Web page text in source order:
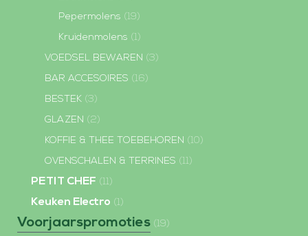
Pepermolens (19)
Kruidenmolens (1)
VOEDSEL BEWAREN (3)
BAR ACCESOIRES (16)
BESTEK (3)
GLAZEN (2)
KOFFIE & THEE TOEBEHOREN (10)
OVENSCHALEN & TERRINES (11)
PETIT CHEF (11)
Keuken Electro (1)
Voorjaarspromoties (19)